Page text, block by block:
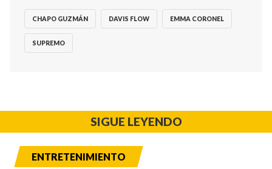
CHAPO GUZMÁN DAVIS FLOW EMMA CORONEL
SUPREMO
SIGUE LEYENDO
ENTRETENIMIENTO